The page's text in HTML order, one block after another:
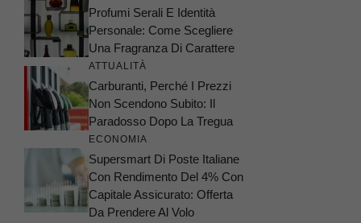
Profumi Serali E Identità
Personale: Come Scegliere
Una Fragranza Di Carattere
ATTUALITÀ
Carburanti, Perché I Prezzi
Non Scendono Subito: Il
Paradosso Dopo La Tregua
ECONOMIA
Supersmart Di Poste Italiane
Con Rendimento Del 4% Con
Capitale Assicurato: Offerta
Da Prendere Al Volo